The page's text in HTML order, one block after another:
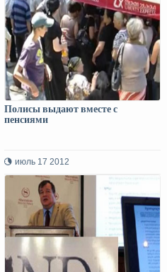
Полисы выдают вместе с
пенсиями
июль 17 2012